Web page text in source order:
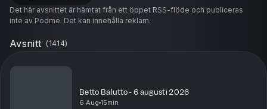
Det här avsnittet är hämtat från ett öppet RSS-flöde och publiceras
inte av Podme. Det kan innehålla reklam.
Avsnitt (1414)
Betto Balutto - 6 augusti 2026
6 Aug 15min